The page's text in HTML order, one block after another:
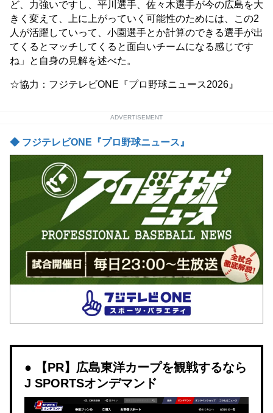
ど、力強いですし、平川選手、佐々木選手が今の広島を大
きく変えて、上に上がっていく可能性のためには、この2
人が活躍していって、小園選手とか計算のできる選手が出
てくるとマッチしてくると面白いチームになる感じです
ね」と自身の見解を述べた。
☆協力：フジテレビONE『プロ野球ニュース2026』
ADVERTISEMENT
◆ フジテレビONE『プロ野球ニュース』
【PR】広島東洋カープを観戦するなら
J SPORTSオンデマンド